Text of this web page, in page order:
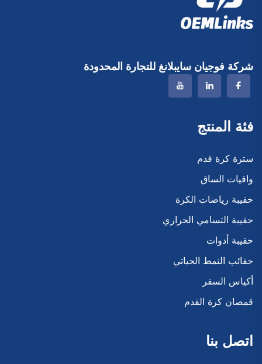
شركة فوجيان سايبلانغ للتجارة المحدودة
فئة المنتج
سترة كرة قدم
واقيات الساق
حقيبة رياضات الكرة
حقيبة التسامي الحراري
حقيبة أدوات
حقائب النمط الحياتي
أكياس السفر
قمصان كرة القدم
اتصل بنا